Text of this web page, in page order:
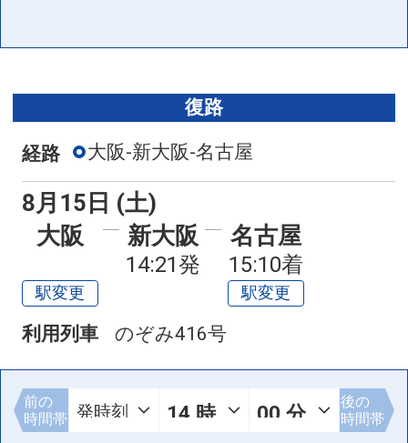
復路
経路 大阪-新大阪-名古屋
8月15日 (土)
大阪
駅変更
新大阪
14:21発
名古屋
15:10着
駅変更
利用列車 のぞみ416号
前の
時間帯
後の
時間帯